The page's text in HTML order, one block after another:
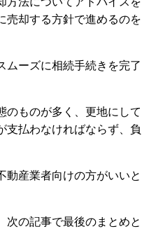
売却する方針で進めるのを
ムーズに相続手続きを完了
のものが多く、更地にして
支払わなければならず、負
動産業者向けの方がいいと
次の記事で最後のまとめと